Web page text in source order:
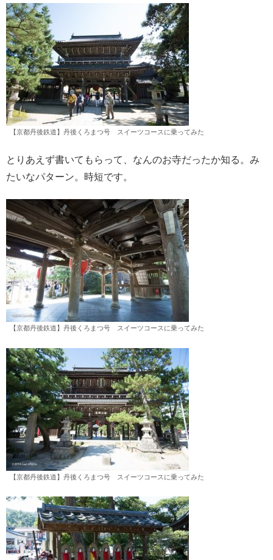
【京都丹後鉄道】丹後くろまつ号 スイーツコースに乗ってみた
とりあえず書いてもらって、なんのお寺だったか知る。み
たいなパターン。時短です。
【京都丹後鉄道】丹後くろまつ号 スイーツコースに乗ってみた
【京都丹後鉄道】丹後くろまつ号 スイーツコースに乗ってみた